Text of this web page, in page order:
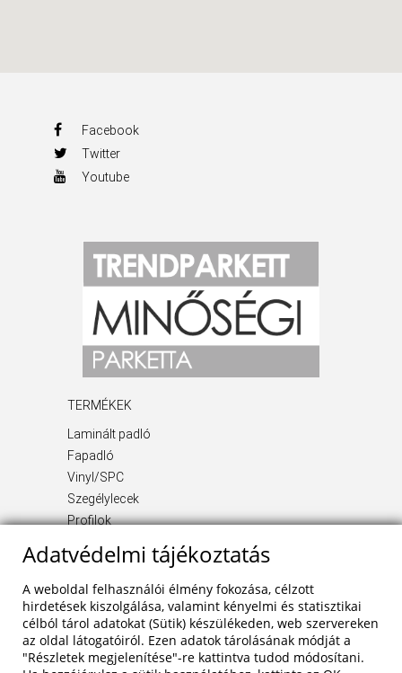
Facebook
Twitter
Youtube
TERMÉKEK
Laminált padló
Fapadló
Vinyl/SPC
Szegélylecek
Profilok
Kiegészítő termékek
Rólunk
Blog
Szolgáltatások
Referenciák
Adatvédelmi tájékoztatás
A weboldal felhasználói élmény fokozása, célzott
hirdetések kiszolgálása, valamint kényelmi és statisztikai
célból tárol adatokat (Sütik) készülékeden, web szervereken
az oldal látogatóiról. Ezen adatok tárolásának módját a
"Részletek megjelenítése"-re kattintva tudod módosítani.